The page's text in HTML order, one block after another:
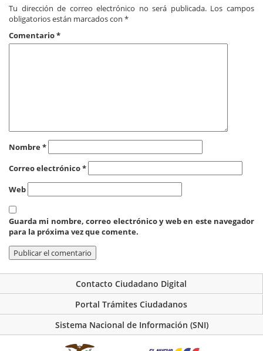
Tu dirección de correo electrónico no será publicada. Los campos
obligatorios están marcados con *
Comentario*
Nombre*
Correo electrónico*
Web
Guarda mi nombre, correo electrónico y web en este navegador
para la próxima vez que comente.
Contacto Ciudadano Digital
Portal Trámites Ciudadanos
Sistema Nacional de Información (SNI)